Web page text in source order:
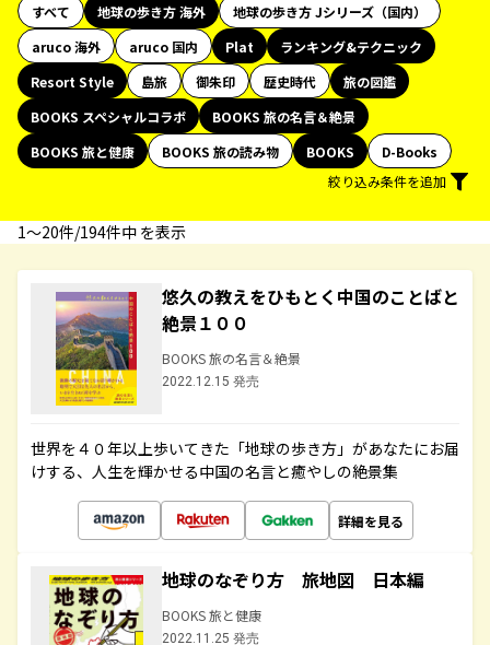
すべて 地球の歩き方 海外
地球の歩き方 Jシリーズ（国内）
aruco 海外
aruco 国内 Plat
ランキング&テクニック
Resort Style
島旅 御朱印 歴史時代
旅の図鑑
BOOKS スペシャルコラボ
BOOKS 旅の名言＆絶景
BOOKS 旅と健康
BOOKS 旅の読み物 BOOKS
D-Books
絞り込み条件を追加
1〜20件/194件中 を表示
悠久の教えをひもとく中国のことばと
絶景１００
BOOKS 旅の名言＆絶景
2022.12.15 発売
世界を４０年以上歩いてきた「地球の歩き方」があなたにお届
けする、人生を輝かせる中国の名言と癒やしの絶景集
詳細を見る
地球のなぞり方 旅地図 日本編
BOOKS 旅と健康
2022.11.25 発売